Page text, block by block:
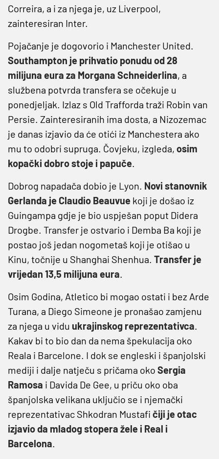
Correira, a i za njega je, uz Liverpool,
zainteresiran Inter.
Pojačanje je dogovorio i Manchester United.
Southampton je prihvatio ponudu od 28
milijuna eura za Morgana Schneiderlina, a
službena potvrda transfera se očekuje u
ponedjeljak. Izlaz s Old Trafforda traži Robin van
Persie. Zainteresiranih ima dosta, a Nizozemac
je danas izjavio da će otići iz Manchestera ako
mu to odobri supruga. Čovjeku, izgleda, osim
kopački dobro stoje i papuče.
Dobrog napadača dobio je Lyon. Novi stanovnik
Gerlanda je Claudio Beauvue koji je došao iz
Guingampa gdje je bio uspješan poput Didera
Drogbe. Transfer je ostvario i Demba Ba koji je
postao još jedan nogometaš koji je otišao u
Kinu, točnije u Shanghai Shenhua. Transfer je
vrijedan 13,5 milijuna eura.
Osim Godina, Atletico bi mogao ostati i bez Arde
Turana, a Diego Simeone je pronašao zamjenu
za njega u vidu ukrajinskog reprezentativca.
Kakav bi to bio dan da nema špekulacija oko
Reala i Barcelone. I dok se engleski i španjolski
mediji i dalje natječu s pričama oko Sergia
Ramosa i Davida De Gee, u priču oko oba
španjolska velikana uključio se i njemački
reprezentativac Shkodran Mustafi čiji je otac
izjavio da mladog stopera žele i Real i
Barcelona.